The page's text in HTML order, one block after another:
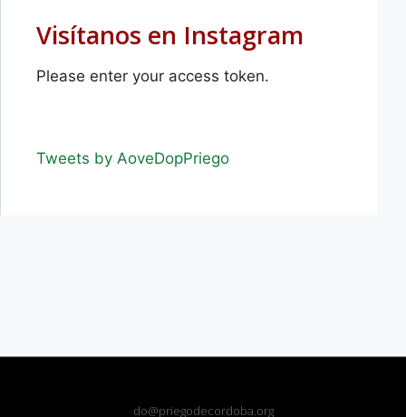
Visítanos en Instagram
Please enter your access token.
Tweets by AoveDopPriego
do@priegodecordoba.org